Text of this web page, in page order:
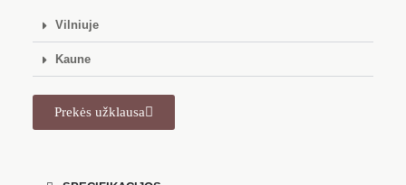
Vilniuje
Kaune
Prekės užklausa